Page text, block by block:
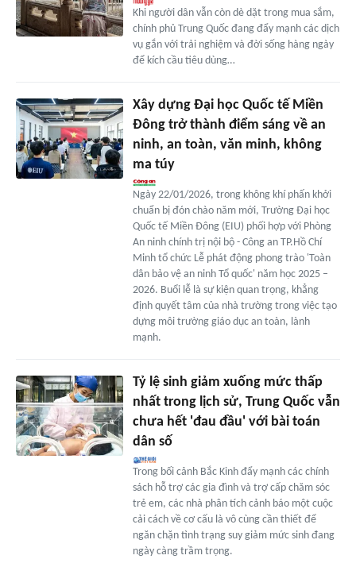
Khi người dân vẫn còn dè dặt trong mua sắm,
chính phủ Trung Quốc đang đẩy mạnh các dịch
vụ gắn với trải nghiệm và đời sống hàng ngày
để kích cầu tiêu dùng…
Xây dựng Đại học Quốc tế Miền
Đông trở thành điểm sáng về an
ninh, an toàn, văn minh, không
ma túy
Ngày 22/01/2026, trong không khí phấn khởi
chuẩn bị đón chào năm mới, Trường Đại học
Quốc tế Miền Đông (EIU) phối hợp với Phòng
An ninh chính trị nội bộ - Công an TP.Hồ Chí
Minh tổ chức Lễ phát động phong trào 'Toàn
dân bảo vệ an ninh Tổ quốc' năm học 2025 –
2026. Buổi lễ là sự kiện quan trọng, khẳng
định quyết tâm của nhà trường trong việc tạo
dựng môi trường giáo dục an toàn, lành
mạnh.
Tỷ lệ sinh giảm xuống mức thấp
nhất trong lịch sử, Trung Quốc vẫn
chưa hết 'đau đầu' với bài toán
dân số
Trong bối cảnh Bắc Kinh đẩy mạnh các chính
sách hỗ trợ các gia đình và trợ cấp chăm sóc
trẻ em, các nhà phân tích cảnh báo một cuộc
cải cách về cơ cấu là vô cùng cần thiết để
ngăn chặn tình trạng suy giảm mức sinh đang
ngày càng trầm trọng.